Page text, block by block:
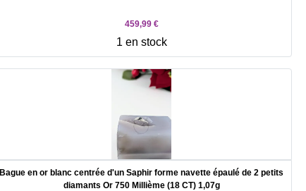
459,99 €
1 en stock
Bague en or blanc centrée d'un Saphir forme navette épaulé de 2 petits
diamants Or 750 Millième (18 CT) 1,07g